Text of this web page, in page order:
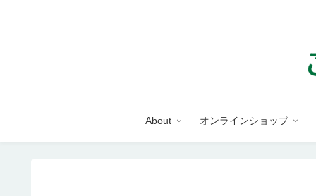
About オンラインショップ